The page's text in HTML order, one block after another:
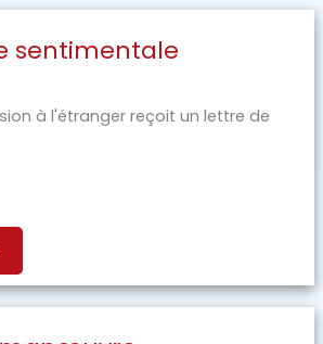
sentimentale
à l'étranger reçoit un lettre de